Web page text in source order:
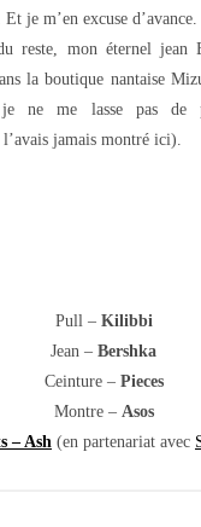
je m’en excuse d’avance.
reste, mon éternel jean
la boutique nantaise
je ne me lasse pas de
jamais montré ici).
Pull – Kilibbi
Jean – Bershka
Ceinture – Pieces
Montre – Asos
– Ash (en partenariat avec